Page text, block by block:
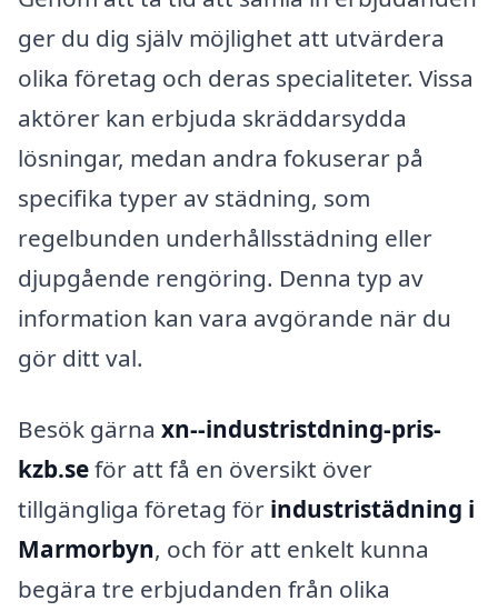
ger du dig själv möjlighet att utvärdera
olika företag och deras specialiteter. Vissa
aktörer kan erbjuda skräddarsydda
lösningar, medan andra fokuserar på
specifika typer av städning, som
regelbunden underhållsstädning eller
djupgående rengöring. Denna typ av
information kan vara avgörande när du
gör ditt val.
Besök gärna xn--industristdning-pris-
kzb.seför att få en översikt över
tillgängliga företag för industristädning i
Marmorbyn, och för att enkelt kunna
begära tre erbjudanden från olika